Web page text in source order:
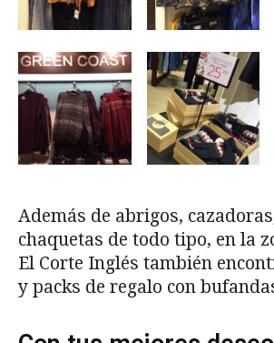
Además de abrigos,
chaquetas de todo tipo, en la
El Corte Inglés también
y packs de regalo con